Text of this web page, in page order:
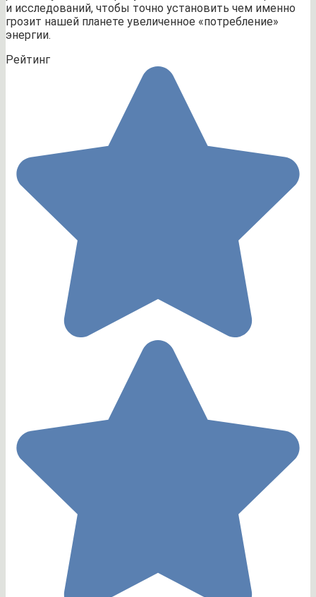
и исследований, чтобы точно установить чем именно
грозит нашей планете увеличенное «потребление»
энергии.
Рейтинг